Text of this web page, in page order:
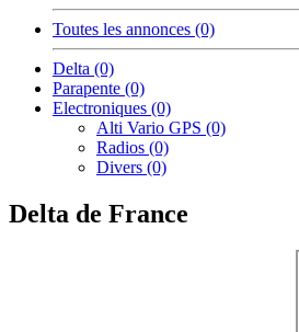
Toutes les annonces (0)
Delta (0)
Parapente (0)
Electroniques (0)
Alti Vario GPS (0)
Radios (0)
Divers (0)
Delta de France